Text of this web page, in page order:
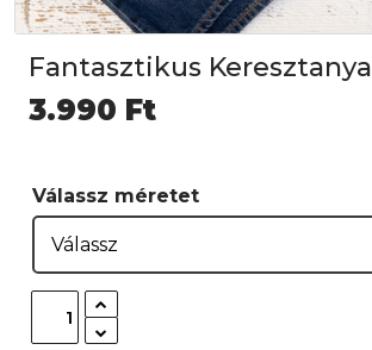
Fantasztikus Keresztanya
3.990 Ft
Válassz méretet